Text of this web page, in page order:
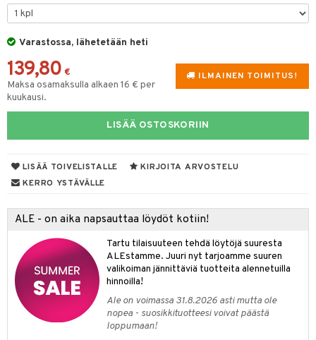
Varastossa, lähetetään heti
ILMAINEN TOIMITUS!
139,80 €
Maksa osamaksulla alkaen 16 € per
kuukausi.
LISÄÄ OSTOSKORIIN
LISÄÄ TOIVELISTALLE
KIRJOITA ARVOSTELU
KERRO YSTÄVÄLLE
ALE - on aika napsauttaa löydöt kotiin!
Tartu tilaisuuteen tehdä löytöjä suuresta
ALEstamme. Juuri nyt tarjoamme suuren
valikoiman jännittäviä tuotteita alennetuilla
hinnoilla!
Ale on voimassa 31.8.2026 asti mutta ole
nopea - suosikkituotteesi voivat päästä
loppumaan!
& Kulhot
Siivous
sisustus
tarvikkeita
tekstiilit
koristelu
säilytys
Saalit
& Koukut